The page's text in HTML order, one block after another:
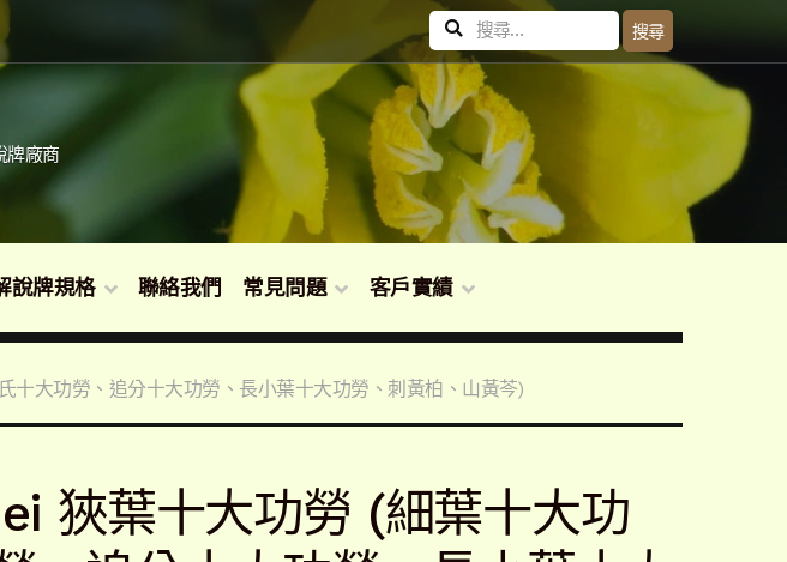
搜
尋
關
搜尋
牌廠商
說牌規格 聯絡我們 常見問題 客戶實績
大功勞、追分十大功勞、長小葉十大功勞、刺黃柏、山黃芩)
狹葉十大功勞 (細葉十大功